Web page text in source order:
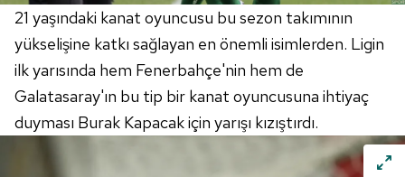
21 yaşındaki kanat oyuncusu bu sezon takımının
yükselişine katkı sağlayan en önemli isimlerden. Ligin
ilk yarısında hem Fenerbahçe'nin hem de
Galatasaray'ın bu tip bir kanat oyuncusuna ihtiyaç
duyması Burak Kapacak için yarışı kızıştırdı.